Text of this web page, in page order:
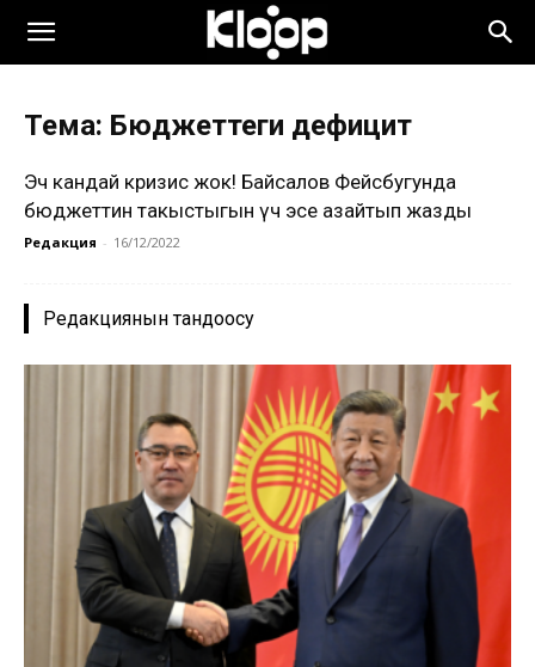
Тема: Бюджеттеги дефицит
Эч кандай кризис жок! Байсалов Фейсбугунда
бюджеттин таңкыстыгын үч эсе азайтып жазды
Редакция - 16/12/2022
Редакциянын тандоосу